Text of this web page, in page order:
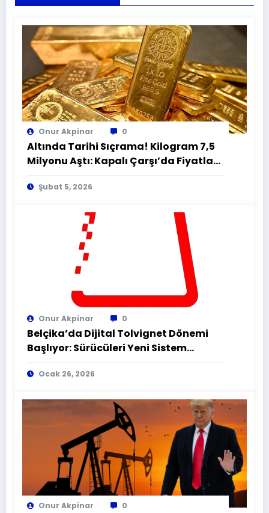
Onur Akpinar 0
Altında Tarihi Sıçrama! Kilogram 7,5
Milyonu Aştı: Kapalı Çarşı’da Fiyatlar
Uçtu
Şubat 5, 2026
Onur Akpinar 0
Belçika’da Dijital Tolvignet Dönemi
Başlıyor: Sürücüleri Yeni Sistem
Bekliyor
Ocak 26, 2026
Onur Akpinar 0